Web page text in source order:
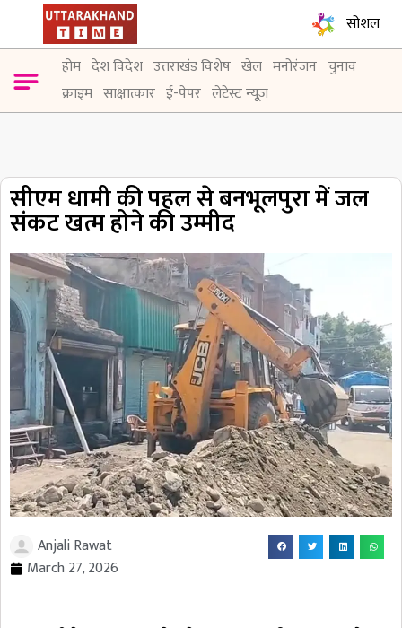
सोशल
होम देश विदेश उत्तराखंड विशेष खेल मनोरंजन चुनाव
क्राइम साक्षात्कार ई-पेपर लेटेस्ट न्यूज़
सीएम धामी की पहल से बनभूलपुरा में जल
संकट खत्म होने की उम्मीद
Anjali Rawat
March 27, 2026